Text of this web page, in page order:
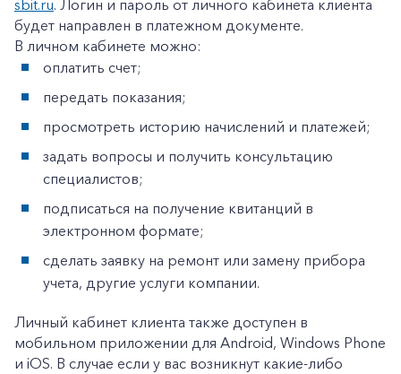
+7-800-700-24-57
Заказать обратный звонок
Частным клиентам
sbit.ru. Логин и пароль от личного кабинета клиента
будет направлен в платежном документе.
В личном кабинете можно:
оплатить счет;
передать показания;
просмотреть историю начислений и платежей;
задать вопросы и получить консультацию
специалистов;
подписаться на получение квитанций в
электронном формате;
сделать заявку на ремонт или замену прибора
учета, другие услуги компании.
Личный кабинет клиента также доступен в
мобильном приложении для Android, Windows Phone
и iOS. В случае если у вас возникнут какие-либо